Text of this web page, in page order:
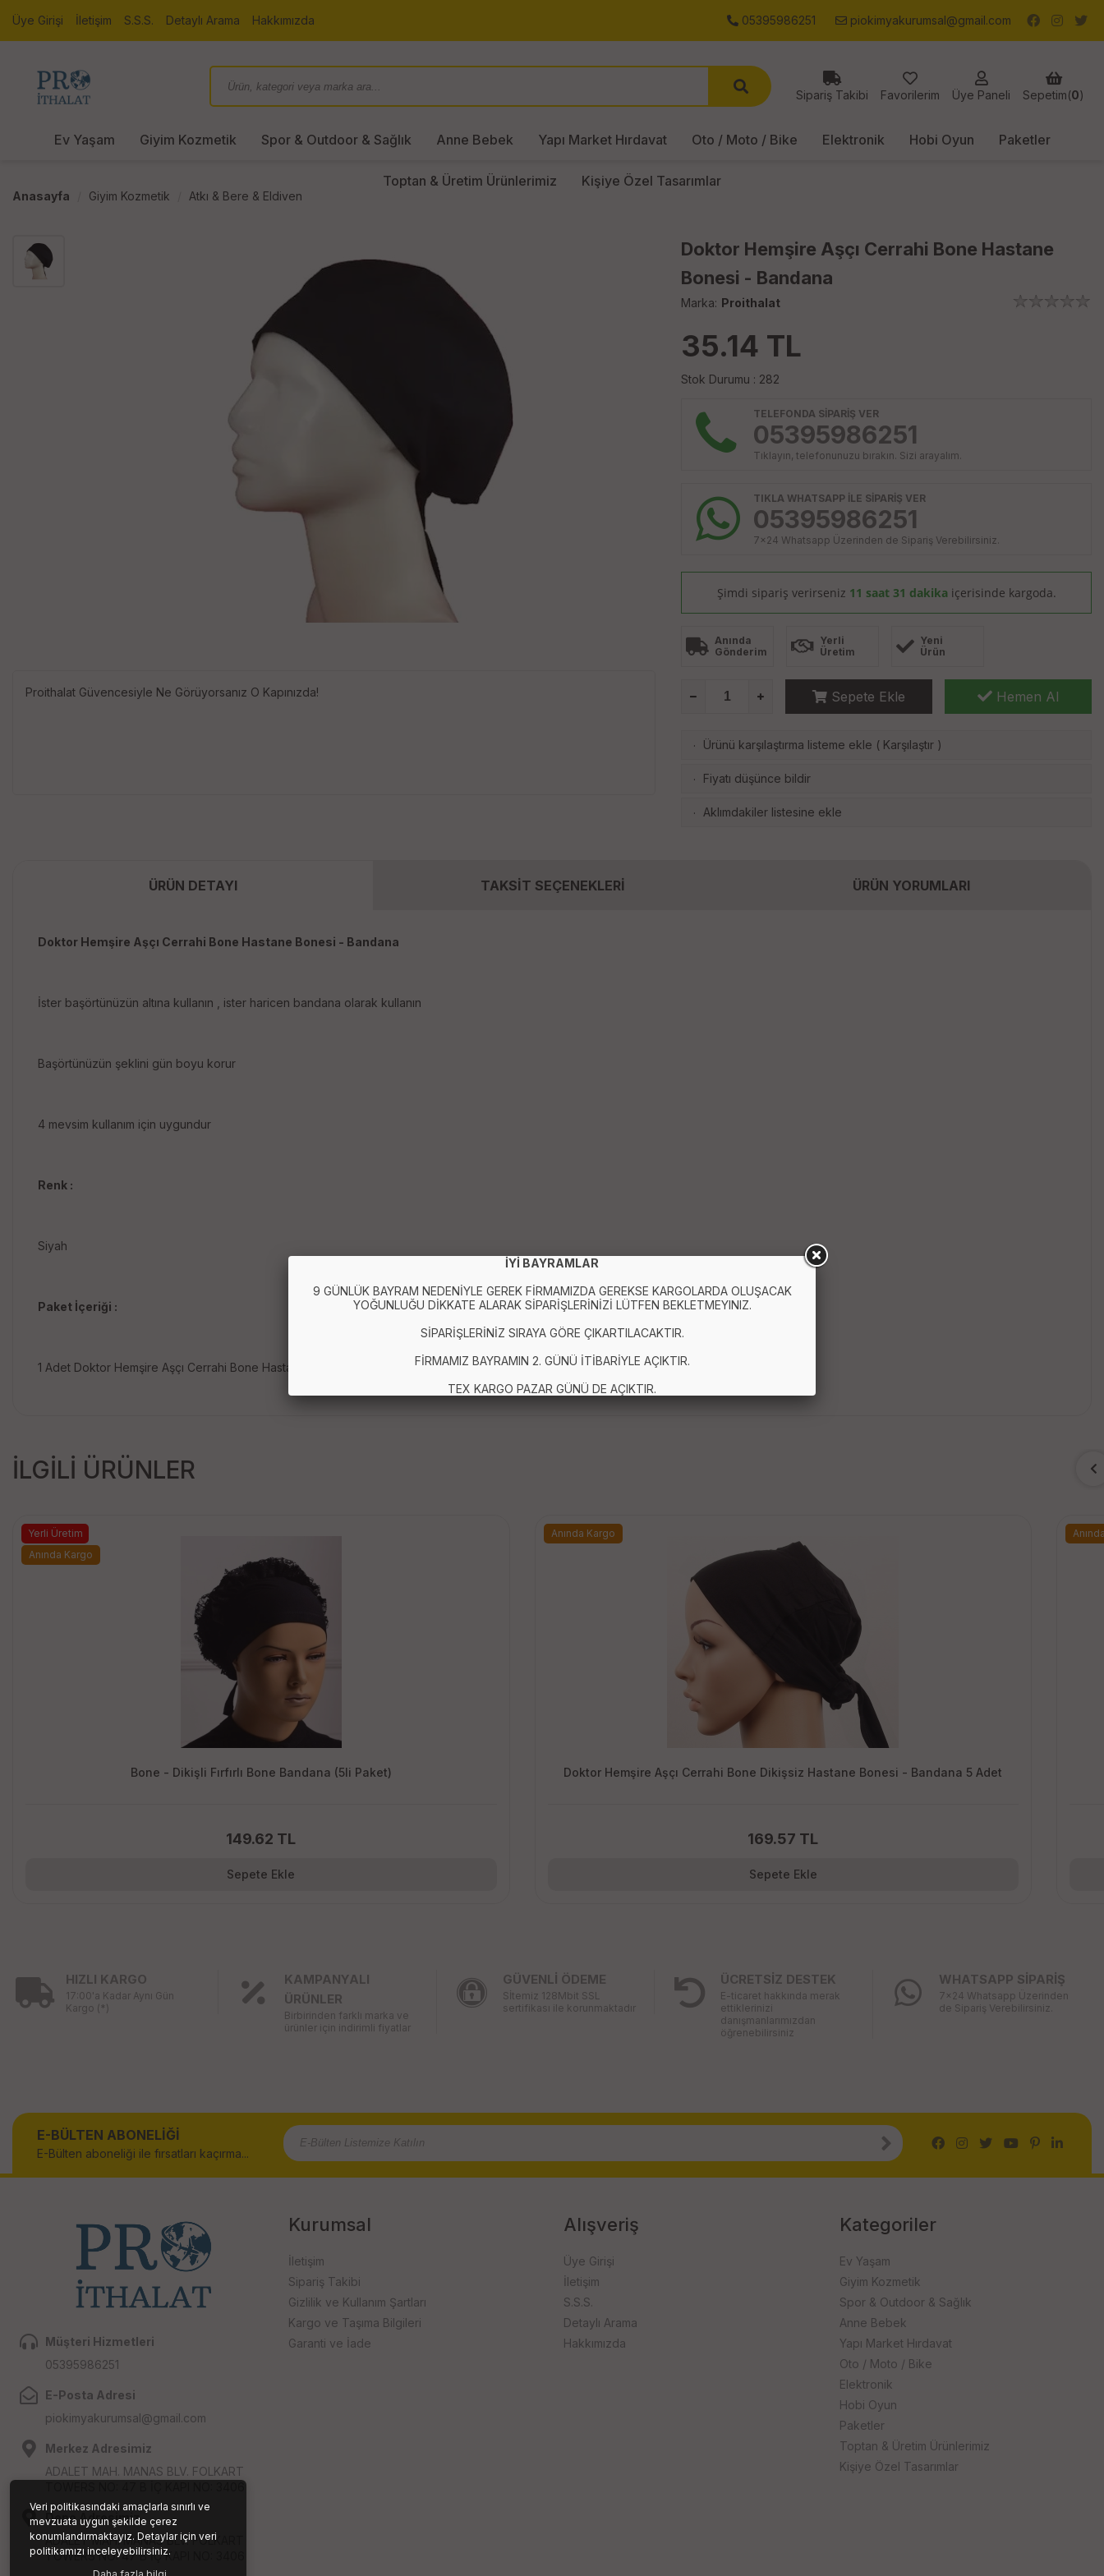
Veri politikasındaki amaçlarla sınırlı ve
mevzuata uygun şekilde çerez
konumlandırmaktayız. Detaylar için veri
politikamızı inceleyebilirsiniz.
Üye Girişi İletişim S.S.S. Detaylı Arama Hakkımızda 05395986251 piokimyakurumsal@gmail.com
Sipariş Takibi Favorilerim Üye Paneli Sepetim(0)
Ev Yaşam Giyim Kozmetik Spor & Outdoor & Sağlık Anne Bebek Yapı Market Hırdavat Oto / Moto / Bike Elektronik Hobi Oyun Paketler
Toptan & Üretim Ürünlerimiz Kişiye Özel Tasarımlar
Anasayfa Giyim Kozmetik Atkı & Bere & Eldiven
Proithalat Güvencesiyle Ne Görüyorsanız O Kapınızda!
Doktor Hemşire Aşçı Cerrahi Bone Hastane
Bonesi - Bandana
Marka: Proithalat
35.14 TL
Stok Durumu : 282
TELEFONDA SİPARİŞ VER
05395986251
Tıklayın, telefonunuzu bırakın. Sizi arayalım.
TIKLA WHATSAPP İLE SİPARİŞ VER
05395986251
7x24 Whatsapp Üzerinden de Sipariş Verebilirsiniz.
Şimdi sipariş verirseniz 11 saat 31 dakika içerisinde kargoda.
Anında
Gönderim
Yerli
Üretim
Yeni
Ürün
Sepete Ekle Hemen Al
· Ürünü karşılaştırma listeme ekle ( Karşılaştır )
· Fiyatı düşünce bildir
· Aklımdakiler listesine ekle
ÜRÜN DETAYI TAKSİT SEÇENEKLERİ ÜRÜN YORUMLARI
Doktor Hemşire Aşçı Cerrahi Bone Hastane Bonesi - Bandana
İster başörtünüzün altına kullanın , ister haricen bandana olarak kullanın
Başörtünüzün şeklini gün boyu korur
4 mevsim kullanım için uygundur
Renk :
Siyah
Paket İçeriği :
1 Adet Doktor Hemşire Aşçı Cerrahi Bone Hastane Bonesi - Bandana
İLGİLİ ÜRÜNLER
Bone - Dikişli Fırfırlı Bone Bandana (5li Paket)
149.62 TL
Yerli Üretim
Anında Kargo
Sepete Ekle
Doktor Hemşire Aşçı Cerrahi Bone Dikişsiz Hastane Bonesi - Bandana 5 Adet
169.57 TL
Anında Kargo
Sepete Ekle
HIZLI KARGO
17:00'a Kadar Aynı Gün
Kargo (*)
KAMPANYALI
ÜRÜNLER
Birbirinden farklı marka ve
ürünler için indirimli fiyatlar
GÜVENLİ ÖDEME
Sİtemiz 128Mbit SSL
sertifikası ile korunmaktadır
ÜCRETSİZ DESTEK
E-ticaret hakkında merak
ettiklerinizi
danışmanlarımızdan
öğrenebilirsiniz
WHATSAPP SİPARİŞ
7x24 Whatsapp Üzerinden
de Sipariş Verebilirsiniz.
E-BÜLTEN ABONELİĞİ
E-Bülten aboneliği ile fırsatları kaçırma...
Müşteri Hizmetleri
05395986251
E-Posta Adresi
piokimyakurumsal@gmail.com
Merkez Adresimiz
ADALET MAH. MANAS BLV. FOLKART
Depo Adresimiz
ADALET MAH. MANAS BLV. FOLKART
TOWERS NO: 47 B İÇ KAPI NO: 3406
Kurumsal
İletişim
Sipariş Takibi
Gizlilik ve Kullanım Şartları
Kargo ve Taşıma Bilgileri
Garanti ve İade
Alışveriş
Üye Girişi
İletişim
S.S.S.
Detaylı Arama
Hakkımızda
Kategoriler
Ev Yaşam
Giyim Kozmetik
Spor & Outdoor & Sağlık
Anne Bebek
Yapı Market Hırdavat
Oto / Moto / Bike
Elektronik
Hobi Oyun
Paketler
Toptan & Üretim Ürünlerimiz
Kişiye Özel Tasarımlar
İYİ BAYRAMLAR
9 GÜNLÜK BAYRAM NEDENİYLE GEREK FİRMAMIZDA GEREKSE KARGOLARDA OLUŞACAK
YOĞUNLUĞU DİKKATE ALARAK SİPARİŞLERİNİZİ LÜTFEN BEKLETMEYINIZ.
SİPARİŞLERİNİZ SIRAYA GÖRE ÇIKARTILACAKTIR.
FİRMAMIZ BAYRAMIN 2. GÜNÜ İTİBARİYLE AÇIKTIR.
TEX KARGO PAZAR GÜNÜ DE AÇIKTIR.